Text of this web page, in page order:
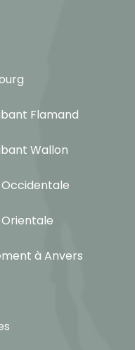
Flamand
Wallon
à Anvers